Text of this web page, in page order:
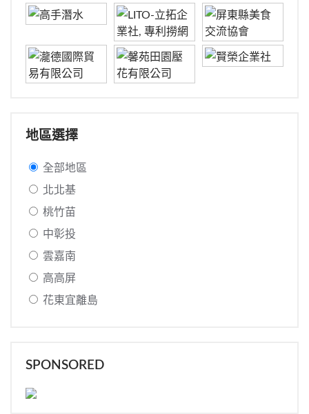
地區選擇
全部地區
北北基
桃竹苗
中彰投
雲嘉南
高高屏
花東宜離島
SPONSORED